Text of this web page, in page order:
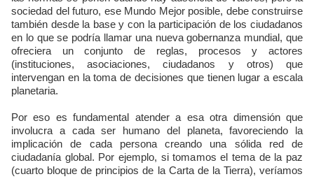
sociedad del futuro, ese Mundo Mejor posible, debe construirse
también desde la base y con la participación de los ciudadanos
en lo que se podría llamar una nueva gobernanza mundial, que
ofreciera un conjunto de reglas, procesos y actores
(instituciones, asociaciones, ciudadanos y otros) que
intervengan en la toma de decisiones que tienen lugar a escala
planetaria.
Por eso es fundamental atender a esa otra dimensión que
involucra a cada ser humano del planeta, favoreciendo la
implicación de cada persona creando una sólida red de
ciudadanía global. Por ejemplo, si tomamos el tema de la paz
(cuarto bloque de principios de la Carta de la Tierra), veríamos